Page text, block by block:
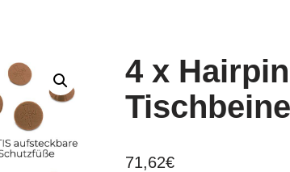
4 x
71,62€